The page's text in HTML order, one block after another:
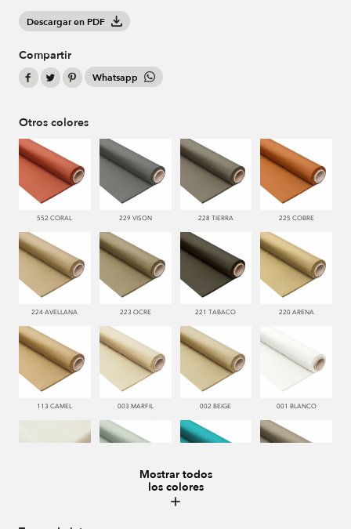
Descargar en PDF
Compartir
Whatsapp
Otros colores
552 CORAL 229 VISON 228 TIERRA 225 COBRE
224 AVELLANA 223 OCRE 221 TABACO 220 ARENA
113 CAMEL 003 MARFIL 002 BEIGE 001 BLANCO
Mostrar todos
los colores